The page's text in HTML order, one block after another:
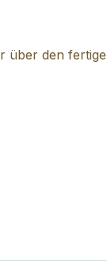
über den